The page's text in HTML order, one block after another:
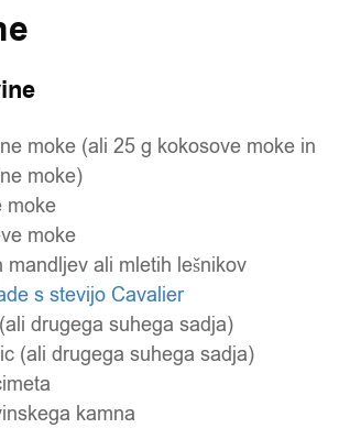
moke (ali 25 g kokosove moke in
moke)
moke
moke
mandljev ali mletih lešnikov
s stevijo Cavalier
drugega suhega sadja)
(ali drugega suhega sadja)
kamna